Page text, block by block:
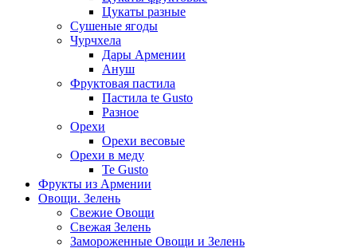
Цукаты разные
Сушеные ягоды
Чурчхела
Дары Армении
Ануш
Фруктовая пастила
Пастила te Gusto
Разное
Орехи
Орехи весовые
Орехи в меду
Te Gusto
Фрукты из Армении
Овощи. Зелень
Свежие Овощи
Свежая Зелень
Замороженные Овощи и Зелень